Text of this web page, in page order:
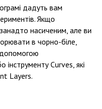
дадуть вам
Якщо
насиченим, але ви
в чорно-біле,
інструменту Curves, які
Layers.